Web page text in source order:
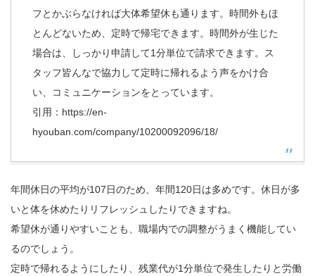
フとかぶらなければ大体希望休も通ります。時間外もほ
とんどないため、定時で帰宅できます。時間外が生じた
場合は、しっかり申請して1分単位で請求できます。ス
タッフ皆んなで協力して定時に帰れるよう声をかけ合
い、コミュニケーションをとっています。
引用： https://en-
hyouban.com/company/10200092096/18/
年間休日の平均が107日のため、年間120日は多めです。休日が多
いと体を休めたりリフレッシュしたりできますね。
希望休が通りやすいことも、職場内での調整がうまく機能してい
るのでしょう。
定時で帰れるようにしたり、残業代が1分単位で発生したりと労働